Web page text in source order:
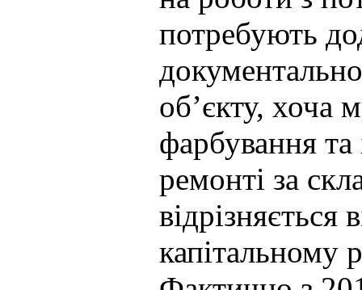
потребують
об’єкту, хоча
фарбування
ремонті за
відрізняється
капітальному